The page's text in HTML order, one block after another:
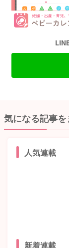
気になる記事
人気連載
新着連載